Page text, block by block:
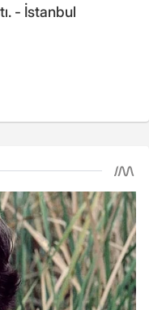
- İstanbul